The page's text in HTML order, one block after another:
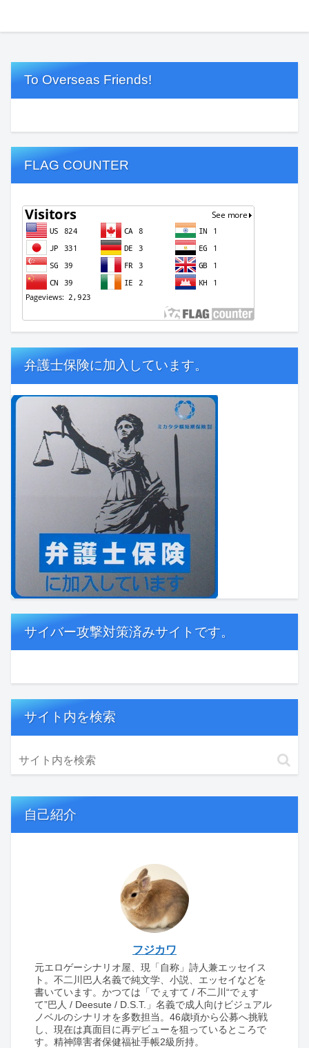
To Overseas Friends!
FLAG COUNTER
弁護士保険に加入しています。
サイバー攻撃対策済みサイトです。
サイト内を検索
自己紹介
フジカワ
元エロゲーシナリオ屋、現「自称」詩人兼エッセイス
ト。不二川巴人名義で純文学、小説、エッセイなどを
書いています。かつては「でぇすて / 不二川“でぇす
て”巴人 / Deesute / D.S.T.」名義で成人向けビジュアル
ノベルのシナリオを多数担当。46歳頃から公募へ挑戦
し、現在は真面目に再デビューを狙っているところで
す。精神障害者保健福祉手帳2級所持。